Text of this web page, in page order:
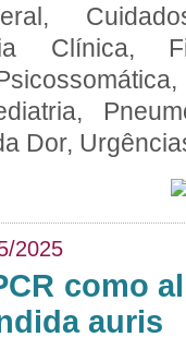
Clínica,
Dor,
2025
como
auris